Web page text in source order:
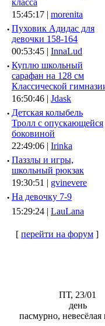
класса
15:45:17 | morenita
· Пуховик Адидас для
девочки 158-164
00:53:45 | InnaLud
· Куплю школьный
сарафан на 128 см
Классической
16:50:46 | Jdask
· Детская колыбель
Тролл с опускающейся
боковиной
22:49:06 | Irinka
· Паззлы и игры,
школьный рюкзак
19:30:51 | gvinevere
· Hа девочку 7-9
15:29:24 | LauLana
[ перейти на форум ]
ПТ, 23/01
день
пасмурно, невесёлая